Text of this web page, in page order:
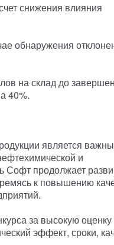
снижения влияния
обнаружения
на склад до
40%.
является
и
продолжает
к повышению
за высокую оценку
эффект, сроки,